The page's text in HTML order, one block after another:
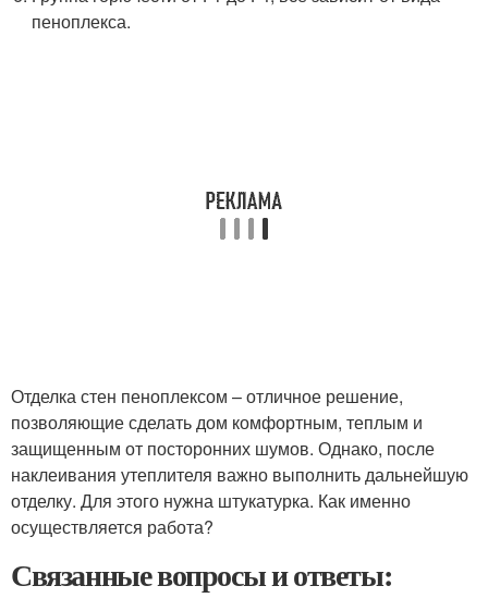
пеноплекса.
Отделка стен пеноплексом – отличное решение,
позволяющие сделать дом комфортным, теплым и
защищенным от посторонних шумов. Однако, после
наклеивания утеплителя важно выполнить дальнейшую
отделку. Для этого нужна штукатурка. Как именно
осуществляется работа?
Связанные вопросы и ответы: